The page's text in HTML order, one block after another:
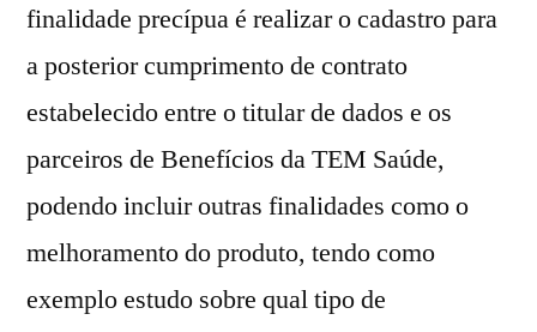
finalidade precípua é realizar o cadastro para
a posterior cumprimento de contrato
estabelecido entre o titular de dados e os
parceiros de Benefícios da TEM Saúde,
podendo incluir outras finalidades como o
melhoramento do produto, tendo como
exemplo estudo sobre qual tipo de